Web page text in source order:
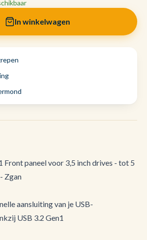
In winkelwagen
Front paneel voor 3,5 inch drives - tot 5
Zgan
aansluiting van je USB-
USB 3.2 Gen1